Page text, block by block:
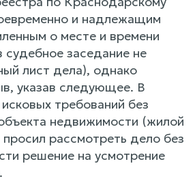
и надлежащим
о месте и времени
судебное заседание не
лист дела), однако
указав следующее. В
требований без
недвижимости (жилой
рассмотреть дело без
решение на усмотрение